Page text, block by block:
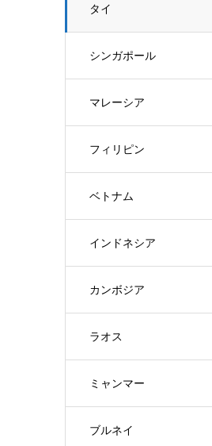
タイ
シンガポール
マレーシア
フィリピン
ベトナム
インドネシア
カンボジア
ラオス
ミャンマー
ブルネイ